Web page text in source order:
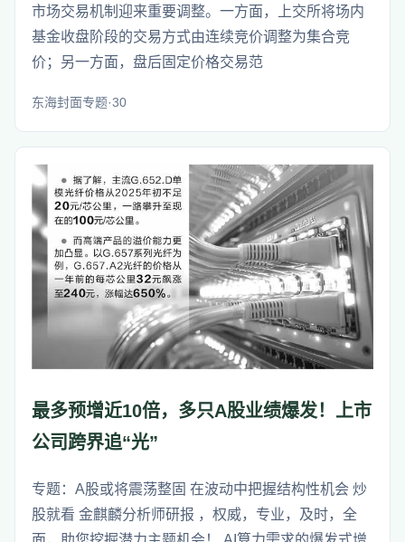
市场交易机制迎来重要调整。一方面，上交所将场内
基金收盘阶段的交易方式由连续竞价调整为集合竞
价；另一方面，盘后固定价格交易范
东海封面专题·30
最多预增近10倍，多只A股业绩爆发！上市
公司跨界追“光”
专题：A股或将震荡整固 在波动中把握结构性机会 炒
股就看 金麒麟分析师研报 ，权威，专业，及时，全